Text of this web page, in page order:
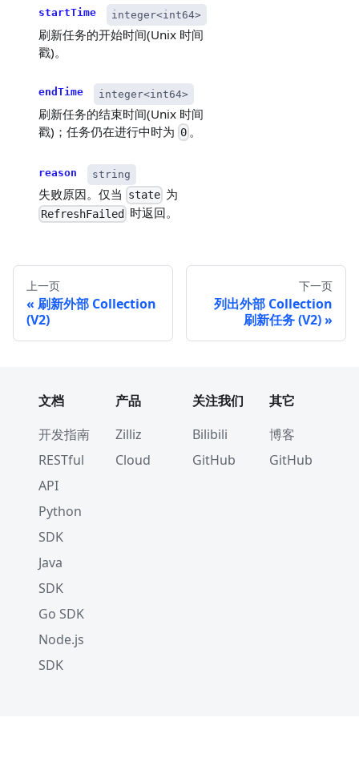
startTime integer<int64>
刷新任务的开始时间(Unix 时间
戳)。
endTime integer<int64>
刷新任务的结束时间(Unix 时间
戳)；任务仍在进行中时为 0 。
reason string
失败原因。仅当 state 为
RefreshFailed 时返回。
上一页
刷新外部 Collection
(V2)
下一页
列出外部 Collection
刷新任务 (V2)
文档
开发指南
RESTful
API
Python
SDK
Java
SDK
Go SDK
Node.js
SDK
产品
Zilliz
Cloud
关注我们
Bilibili
GitHub
其它
博客
GitHub